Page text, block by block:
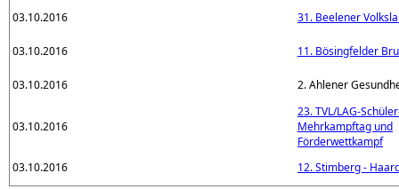
03.10.2016
31. Beelener
03.10.2016 11. Bösingfelder
03.10.2016 2. Ahlener
03.10.2016
23. TVL/LAG-
Mehrkampftag und
Förderwettkampf
03.10.2016
12. Stimberg -